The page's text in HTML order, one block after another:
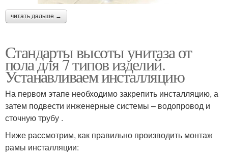
читать дальше →
Стандарты высоты унитаза от
пола для 7 типов изделий.
Устанавливаем инсталляцию
На первом этапе необходимо закрепить инсталляцию, а
затем подвести инженерные системы – водопровод и
сточную трубу .
Ниже рассмотрим, как правильно производить монтаж
рамы инсталляции: